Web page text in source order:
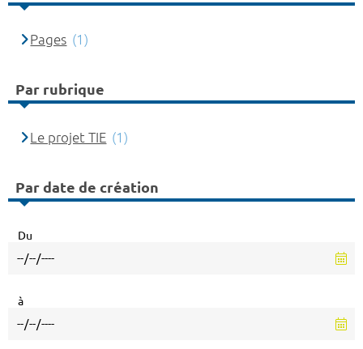
Pages (1)
Par rubrique
Le projet TIE (1)
Par date de création
Du
à